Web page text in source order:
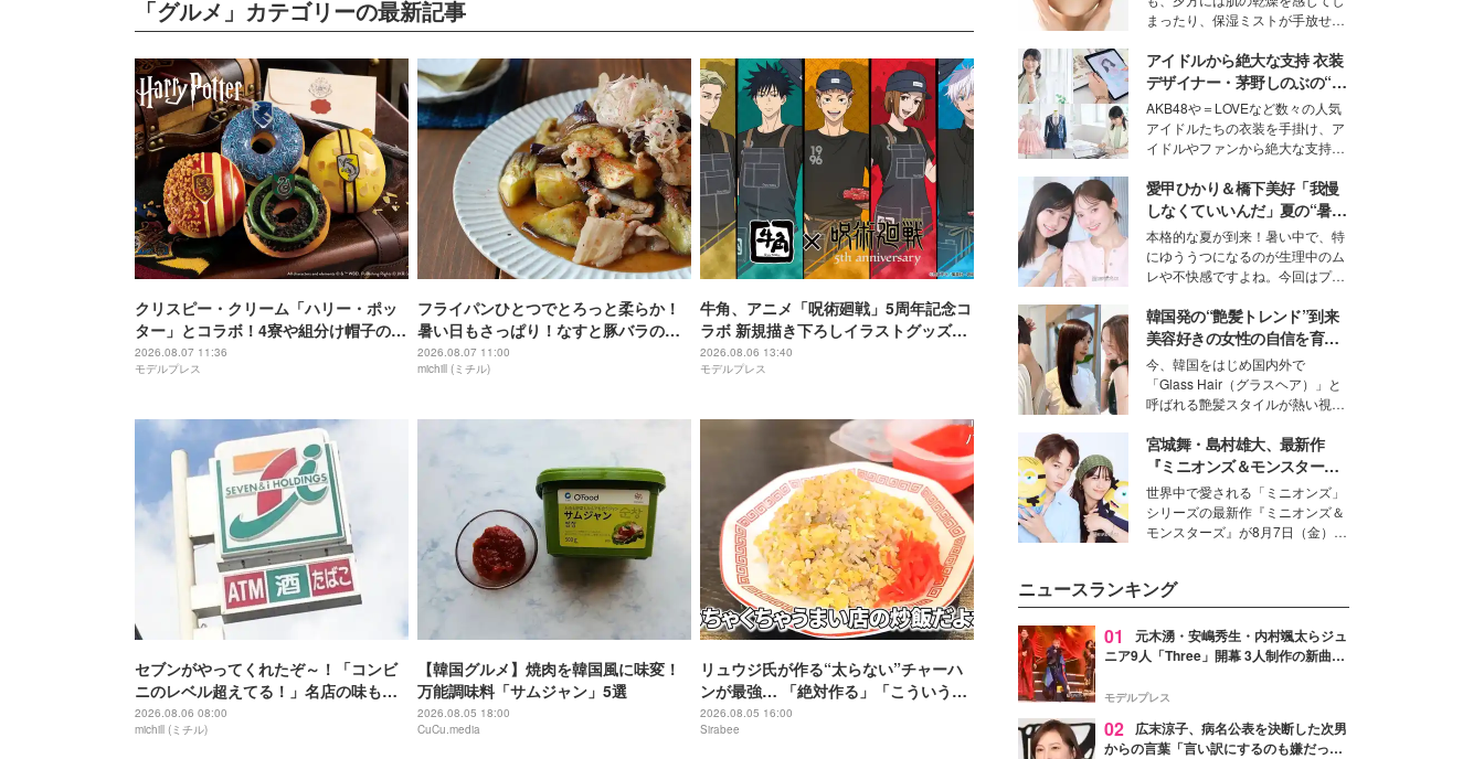
「グルメ」カテゴリーの最新記事
クリスピー・クリーム「ハリー・ポッ
ター」とコラボ！4寮や組分け帽子のド
ーナツ＆“金のスニッチ”ラテ
2026.08.07 11:36
モデルプレス
フライパンひとつでとろっと柔らか！
暑い日もさっぱり！なすと豚バラのや
みつきポン酢炒め
2026.08.07 11:00
michill (ミチル)
牛角、アニメ「呪術廻戦」5周年記念コ
ラボ 新規描き下ろしイラストグッズ付
きメニュー登場
2026.08.06 13:40
モデルプレス
セブンがやってくれたぞ～！「コンビ
ニのレベル超えてる！」名店の味も楽
しめる本格カレーフェス
2026.08.06 08:00
michill (ミチル)
【韓国グルメ】焼肉を韓国風に味変！
万能調味料「サムジャン」5選
2026.08.05 18:00
CuCu.media
リュウジ氏が作る“太らない”チャーハ
ンが最強… 「絶対作る」「こういうの
待ってた」
2026.08.05 16:00
Sirabee
の常識を変える予感
まったり、保湿ミストが手放せな
な美容の常識を大きく変える可能
性を秘めた、革新的な「Water
Capturing Skin（ウォーターキャ
プチャリングスキン：捕水肌）」
技術を、花王が構築した。
アイドルから絶大な支持 衣装
デザイナー・茅野しのぶの“可
愛い”を作る美学＜「シチズン
クロスシー」インタビュー＞
AKB48や＝LOVEなど数々の人気
アイドルたちの衣装を手掛け、ア
イドルやファンから絶大な支持を
取締役兼クリエイティブディレク
ター・茅野しのぶ。一人ひとりの
個性に寄り添い、魅力を引き出す
衣装作りは、多くの女性たちに勇
気と自信を与え続けている。
愛甲ひかり＆橋下美好「我慢
しなくていいんだ」夏の“暑さ
対策”の新しい選択肢とは？
本格的な夏が到来！暑い中で、特
にゆううつになるのが生理中のム
レや不快感ですよね。今回はプラ
モデル・愛甲ひかりさんと橋下美
好さんを迎えて本音で女子会トー
ク。猛暑のお出かけを快適に過ご
すヒントや、2人が感動した夏の
生理の新常識にも迫りました。
韓国発の“艶髪トレンド”到来
美容好きの女性の自信を育む
「ヘアケア事情」って？
今、韓国をはじめ国内外で
「Glass Hair（グラスヘア）」と
呼ばれる艶髪スタイルが熱い視線
ションの完成度を高めるベースと
して、“髪そのものの美しさ”に改
めて注目する人が増えている様
子。今回は、そんな憧れの艶やか
な髪を日常で叶える、美容好きの
女性たちのヘアケア事情を紹介し
宮城舞・島村雄大、最新作
『ミニオンズ＆モンスター
ズ』の魅力熱弁 ハチャメチャ
だけじゃない“友情と絆”に感
動
世界中で愛される「ミニオンズ」
シリーズの最新作『ミニオンズ＆
モンスターズ』が8月7日（金）に
デルの宮城舞と島村雄大の特別対
談をお届け！それぞれの視点か
ら、今作ならではの魅力や予想外
の感動をもたらす奥深いストーリ
た。
ニュースランキング
01
元木湧・安嶋秀生・内村颯太らジュ
ニア9人「Three」開幕 3人制作の新曲＆
進んで夢を掴みたい」【ゲネプロレポ】
モデルプレス
02
広末涼子、病名公表を決断した次男
からの言葉「言い訳にするのも嫌だっ